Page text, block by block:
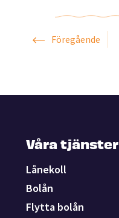
Föregående
Våra tjänster
Lånekoll
Bolån
Flytta bolån